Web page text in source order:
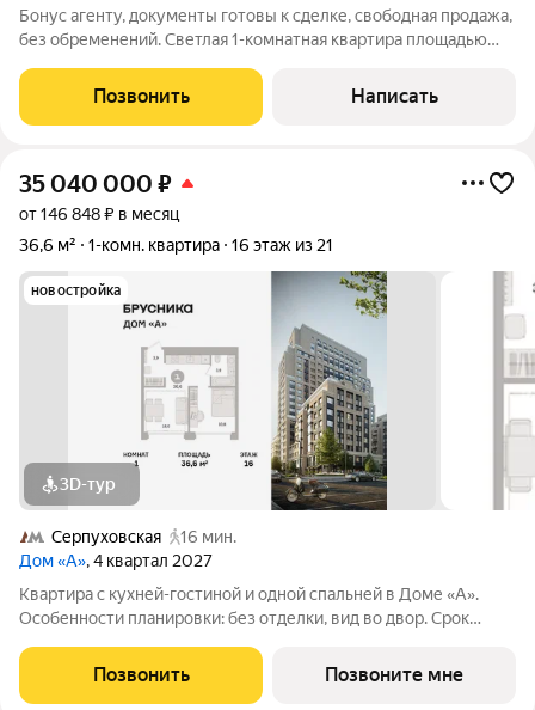
Бонус агенту, документы готовы к сделке, свободная продажа,
без обременений. Светлая 1-комнатная квартира площадью
вариант как для собственного проживания, так и для сдачи
благодаря
Позвонить Написать
35 040 000 ₽
от 146 848 ₽ в месяц
36,6 м²
1-комн. квартира 16 этаж из 21
новостройка
3D-тур
Серпуховская
16 мин.
Дом «А», 4 квартал 2027
Квартира с кухней-гостиной и одной спальней в Доме «А».
Особенности планировки: без отделки, вид во двор. Срок
располагается на границе с ЦАО, рядом с метро Павелецкая. В
2-х километрах от дома
Позвонить Позвоните мне